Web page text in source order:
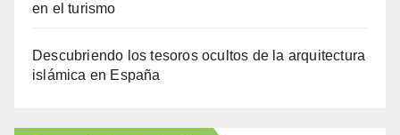
en el turismo
Descubriendo los tesoros ocultos de la arquitectura
islámica en España